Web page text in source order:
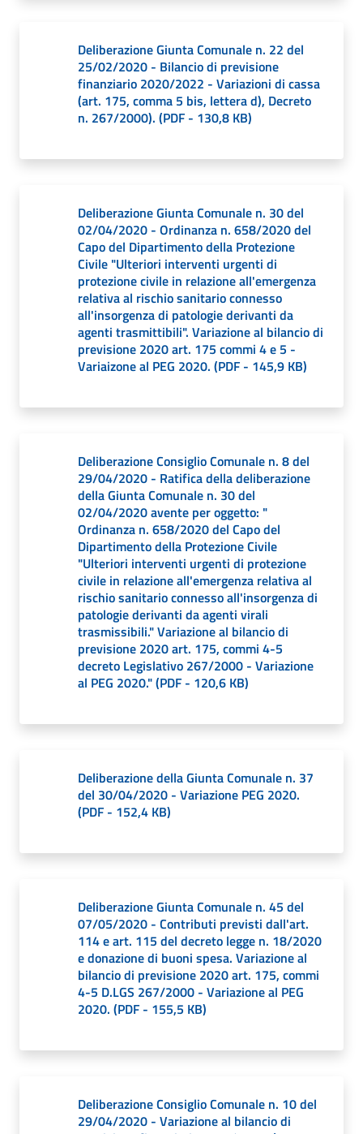
Deliberazione Giunta Comunale n. 22 del
25/02/2020 - Bilancio di previsione
finanziario 2020/2022 - Variazioni di cassa
(art. 175, comma 5 bis, lettera d), Decreto
n. 267/2000). (PDF - 130,8 KB)
Deliberazione Giunta Comunale n. 30 del
02/04/2020 - Ordinanza n. 658/2020 del
Capo del Dipartimento della Protezione
Civile "Ulteriori interventi urgenti di
protezione civile in relazione all'emergenza
relativa al rischio sanitario connesso
all'insorgenza di patologie derivanti da
agenti trasmittibili". Variazione al bilancio di
previsione 2020 art. 175 commi 4 e 5 -
Variaizone al PEG 2020. (PDF - 145,9 KB)
Deliberazione Consiglio Comunale n. 8 del
29/04/2020 - Ratifica della deliberazione
della Giunta Comunale n. 30 del
02/04/2020 avente per oggetto: "
Ordinanza n. 658/2020 del Capo del
Dipartimento della Protezione Civile
"Ulteriori interventi urgenti di protezione
civile in relazione all'emergenza relativa al
rischio sanitario connesso all'insorgenza di
patologie derivanti da agenti virali
trasmissibili." Variazione al bilancio di
previsione 2020 art. 175, commi 4-5
decreto Legislativo 267/2000 - Variazione
al PEG 2020."(PDF - 120,6 KB)
Deliberazione della Giunta Comunale n. 37
del 30/04/2020 - Variazione PEG 2020.
(PDF - 152,4 KB)
Deliberazione Giunta Comunale n. 45 del
07/05/2020 - Contributi previsti dall'art.
114 e art. 115 del decreto legge n. 18/2020
e donazione di buoni spesa. Variazione al
bilancio di previsione 2020 art. 175, commi
4-5 D.LGS 267/2000 - Variazione al PEG
2020. (PDF - 155,5 KB)
Deliberazione Consiglio Comunale n. 10 del
29/04/2020 - Variazione al bilancio di